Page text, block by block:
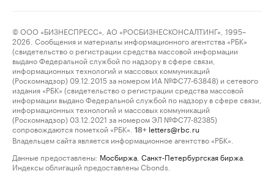
© ООО «БИЗНЕСПРЕСС», АО «РОСБИЗНЕСКОНСАЛТИНГ», 1995–
2026. Сообщения и материалы информационного агентства «РБК»
(свидетельство о регистрации средства массовой информации
выдано Федеральной службой по надзору в сфере связи,
информационных технологий и массовых коммуникаций
(Роскомнадзор) 09.12.2015 за номером ИА №ФС77-63848) и сетевого
издания «РБК» (свидетельство о регистрации средства массовой
информации выдано Федеральной службой по надзору в сфере связи,
информационных технологий и массовых коммуникаций
(Роскомнадзор) 03.12.2021 за номером ЭЛ №ФС77-82385)
сопровождаются пометкой «РБК».
18+ letters@rbc.ru
Владельцем сайта является информационное агентство «РБК».
Данные предоставлены: Мосбиржа Санкт-Петербургская биржа
Индексы облигаций предоставлены Cbonds.